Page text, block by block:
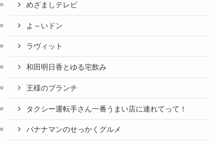
めざましテレビ
よ～いドン
ラヴィット
和田明日香とゆる宅飲み
王様のブランチ
タクシー運転手さん一番うまい店に連れてって！
バナナマンのせっかくグルメ